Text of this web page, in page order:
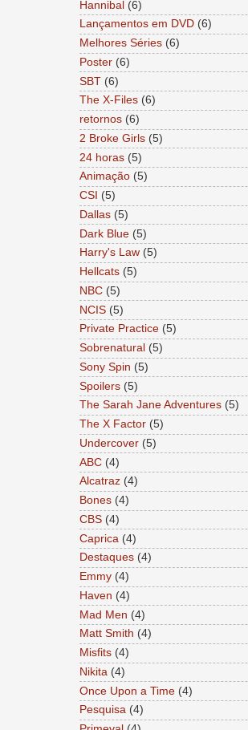
Hannibal (6)
Lançamentos em DVD (6)
Melhores Séries (6)
Poster (6)
SBT (6)
The X-Files (6)
retornos (6)
2 Broke Girls (5)
24 horas (5)
Animação (5)
CSI (5)
Dallas (5)
Dark Blue (5)
Harry's Law (5)
Hellcats (5)
NBC (5)
NCIS (5)
Private Practice (5)
Sobrenatural (5)
Sony Spin (5)
Spoilers (5)
The Sarah Jane Adventures (5)
The X Factor (5)
Undercover (5)
ABC (4)
Alcatraz (4)
Bones (4)
CBS (4)
Caprica (4)
Destaques (4)
Emmy (4)
Haven (4)
Mad Men (4)
Matt Smith (4)
Misfits (4)
Nikita (4)
Once Upon a Time (4)
Pesquisa (4)